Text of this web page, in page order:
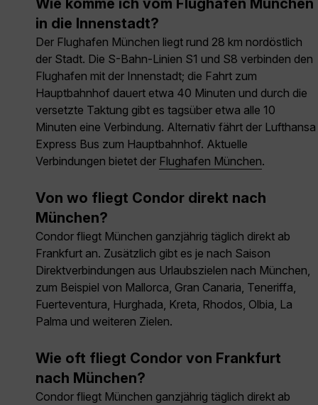
Wie komme ich vom Flughafen München
in die Innenstadt?
Der Flughafen München liegt rund 28 km nordöstlich
der Stadt. Die S-Bahn-Linien S1 und S8 verbinden den
Flughafen mit der Innenstadt; die Fahrt zum
Hauptbahnhof dauert etwa 40 Minuten und durch die
versetzte Taktung gibt es tagsüber etwa alle 10
Minuten eine Verbindung. Alternativ fährt der Lufthansa
Express Bus zum Hauptbahnhof. Aktuelle
Verbindungen bietet der Flughafen München.
Von wo fliegt Condor direkt nach
München?
Condor fliegt München ganzjährig täglich direkt ab
Frankfurt an. Zusätzlich gibt es je nach Saison
Direktverbindungen aus Urlaubszielen nach München,
zum Beispiel von Mallorca, Gran Canaria, Teneriffa,
Fuerteventura, Hurghada, Kreta, Rhodos, Olbia, La
Palma und weiteren Zielen.
Wie oft fliegt Condor von Frankfurt
nach München?
Condor fliegt München ganzjährig täglich direkt ab